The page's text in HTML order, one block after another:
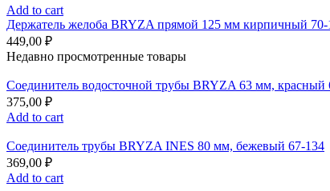
Add to cart
Держатель желоба BRYZA прямой 125 мм кирпичный 70-
449,00 ₽
Недавно просмотренные товары
Соединитель водосточной трубы BRYZA 63 мм, краcный
375,00 ₽
Add to cart
Соединитель трубы BRYZA INES 80 мм, бежевый 67-134
369,00 ₽
Add to cart